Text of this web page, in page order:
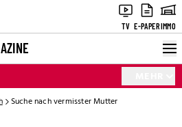
TV E-PAPERIMMO
Suche nach vermisster Mutter